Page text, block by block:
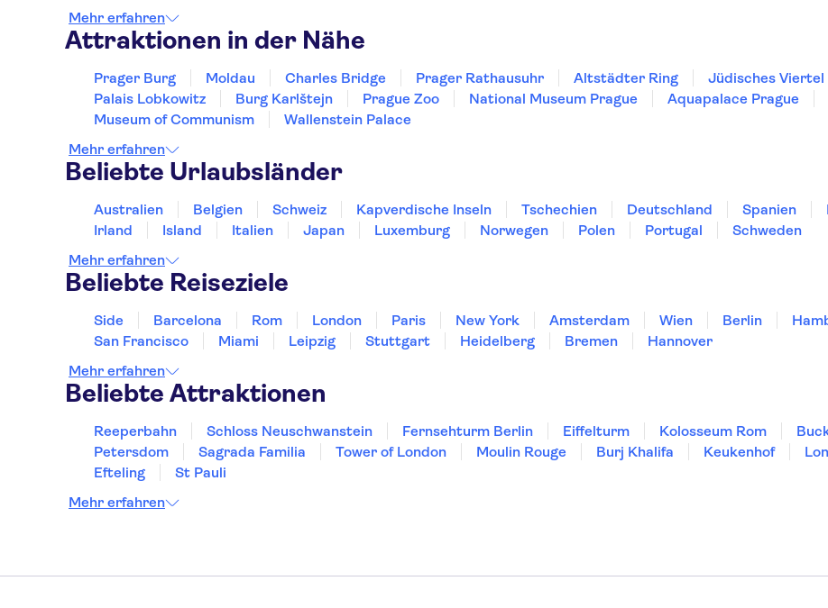
Mehr erfahren
Attraktionen in der Nähe
Prager Burg Moldau Charles Bridge Prager Rathausuhr Altstädter Ring Jüdisches Viertel
Palais Lobkowitz
Burg Karlštejn Prague Zoo National Museum Prague Aquapalace Prague
Museum of Communism
Wallenstein Palace
Mehr erfahren
Beliebte Urlaubsländer
Australien Belgien Schweiz Kapverdische Inseln Tschechien Deutschland Spanien
Irland
Island Italien Japan Luxemburg Norwegen Polen Portugal
Schweden
Mehr erfahren
Beliebte Reiseziele
Side Barcelona Rom London Paris New York Amsterdam Wien Berlin
San Francisco
Miami Leipzig Stuttgart Heidelberg Bremen
Hannover
Mehr erfahren
Beliebte Attraktionen
Reeperbahn Schloss Neuschwanstein Fernsehturm Berlin Eiffelturm Kolosseum Rom
Petersdom
Sagrada Familia Tower of London Moulin Rouge Burj Khalifa Keukenhof
Efteling
St Pauli
Mehr erfahren